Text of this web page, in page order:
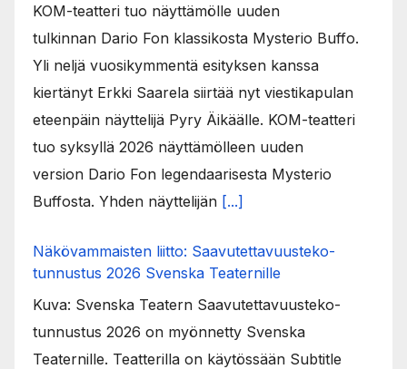
KOM-teatteri tuo näyttämölle uuden
tulkinnan Dario Fon klassikosta Mysterio Buffo.
Yli neljä vuosikymmentä esityksen kanssa
kiertänyt Erkki Saarela siirtää nyt viestikapulan
eteenpäin näyttelijä Pyry Äikäälle. KOM-teatteri
tuo syksyllä 2026 näyttämölleen uuden
version Dario Fon legendaarisesta Mysterio
Buffosta. Yhden näyttelijän [...]
Näkövammaisten liitto: Saavutettavuusteko-
tunnustus 2026 Svenska Teaternille
Kuva: Svenska Teatern Saavutettavuusteko-
tunnustus 2026 on myönnetty Svenska
Teaternille. Teatterilla on käytössään Subtitle